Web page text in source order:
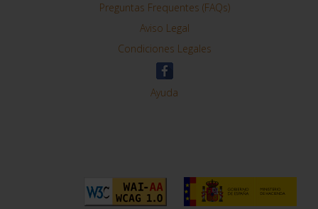
Preguntas Frequentes (FAQs)
Aviso Legal
Condiciones Legales
Ayuda